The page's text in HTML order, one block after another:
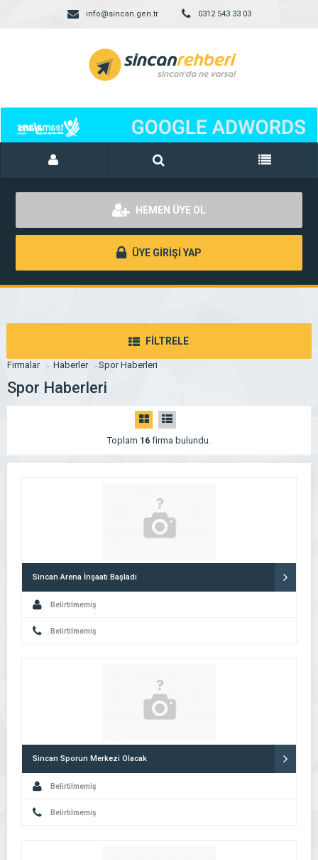
info@sincan.gen.tr 0312 543 33 03
HEMEN ÜYE OL
ÜYE GİRİŞİ YAP
FİLTRELE
Firmalar Haberler Spor Haberleri
Spor Haberleri
Toplam 16 firma bulundu.
Sincan Arena İnşaatı Başladı
Belirtilmemiş
Belirtilmemiş
Sincan Sporun Merkezi Olacak
Belirtilmemiş
Belirtilmemiş